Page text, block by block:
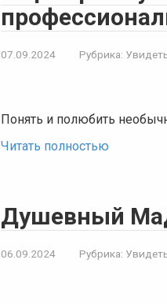
07.09.2024 Рубрика:
Понять и полюбить
Читать полностью
Душевный
06.09.2024 Рубрика: